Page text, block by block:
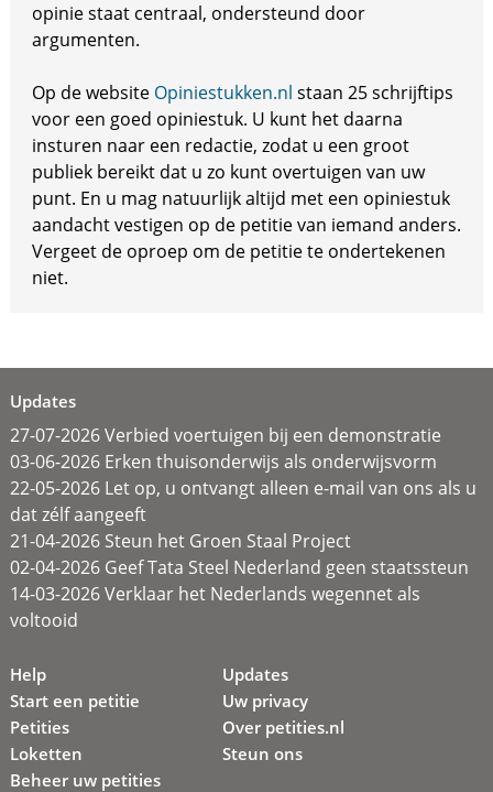
opinie staat centraal, ondersteund door
argumenten.
Op de website Opiniestukken.nl staan 25 schrijftips
voor een goed opiniestuk. U kunt het daarna
insturen naar een redactie, zodat u een groot
publiek bereikt dat u zo kunt overtuigen van uw
punt. En u mag natuurlijk altijd met een opiniestuk
aandacht vestigen op de petitie van iemand anders.
Vergeet de oproep om de petitie te ondertekenen
niet.
Updates
27-07-2026 Verbied voertuigen bij een demonstratie
03-06-2026 Erken thuisonderwijs als onderwijsvorm
22-05-2026 Let op, u ontvangt alleen e-mail van ons als u
dat zélf aangeeft
21-04-2026 Steun het Groen Staal Project
02-04-2026 Geef Tata Steel Nederland geen staatssteun
14-03-2026 Verklaar het Nederlands wegennet als
voltooid
Help
Start een petitie
Petities
Loketten
Beheer uw petities
Updates
Uw privacy
Over petities.nl
Steun ons